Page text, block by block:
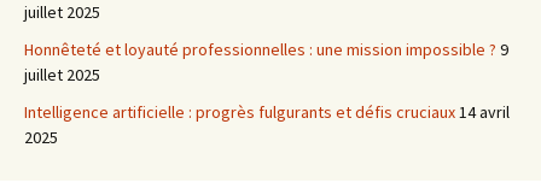
juillet 2025
Honnêteté et loyauté professionnelles : une mission impossible ? 9
juillet 2025
Intelligence artificielle : progrès fulgurants et défis cruciaux14 avril
2025